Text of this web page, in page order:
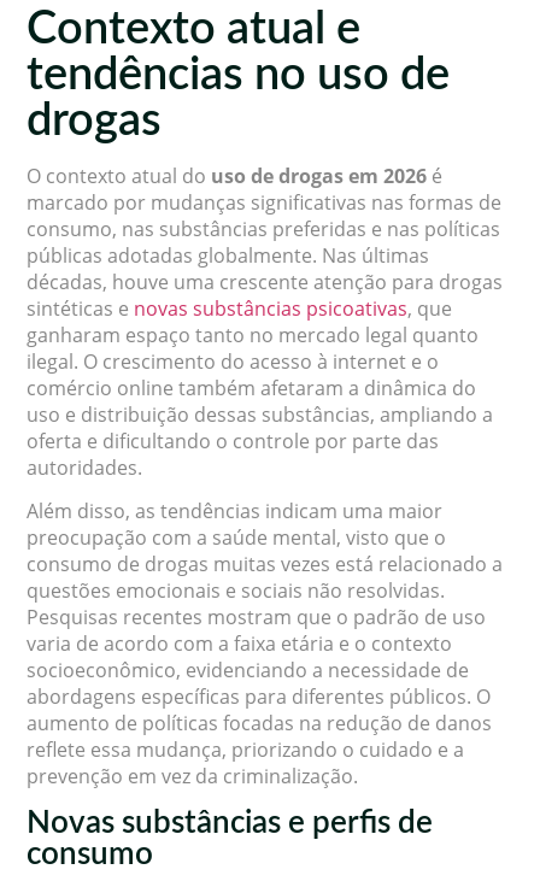
Contexto atual e
tendências no uso de
drogas
O contexto atual do uso de drogas em 2026 é
marcado por mudanças significativas nas formas de
consumo, nas substâncias preferidas e nas políticas
públicas adotadas globalmente. Nas últimas
décadas, houve uma crescente atenção para drogas
sintéticas e novas substâncias psicoativas, que
ganharam espaço tanto no mercado legal quanto
ilegal. O crescimento do acesso à internet e o
comércio online também afetaram a dinâmica do
uso e distribuição dessas substâncias, ampliando a
oferta e dificultando o controle por parte das
autoridades.
Além disso, as tendências indicam uma maior
preocupação com a saúde mental, visto que o
consumo de drogas muitas vezes está relacionado a
questões emocionais e sociais não resolvidas.
Pesquisas recentes mostram que o padrão de uso
varia de acordo com a faixa etária e o contexto
socioeconômico, evidenciando a necessidade de
abordagens específicas para diferentes públicos. O
aumento de políticas focadas na redução de danos
reflete essa mudança, priorizando o cuidado e a
prevenção em vez da criminalização.
Novas substâncias e perfis de
consumo